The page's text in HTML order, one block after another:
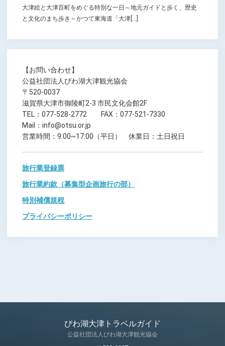
大津絵と大津百町をめぐる特別な一日～地元ガイドと歩く、歴史
と文化のまち歩き～かつて東海道「大津[...]
【お問い合わせ】
公益社団法人びわ湖大津観光協会
〒520-0037
滋賀県大津市御陵町2-3 市民文化会館2F
TEL：077-528-2772 FAX：077-521-7330
Mail：info@otsu.or.jp
営業時間：9:00~17:00（平日） 休業日：土日祝日
旅行業登録票
旅行業約款（募集型企画旅行の部）
特別補償規程
プライバシーポリシー
びわ湖大津トラベルガイド
公益社団法人びわ湖大津観光協会